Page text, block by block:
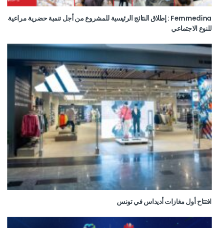
Femmedina : إطلاق النتائج الرئيسية للمشروع من أجل تنمية حضرية مراعية
للنوع الاجتماعي
افتتاح أول مغازات أديداس في تونس